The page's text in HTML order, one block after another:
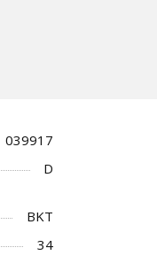
039917
D
BKT
34